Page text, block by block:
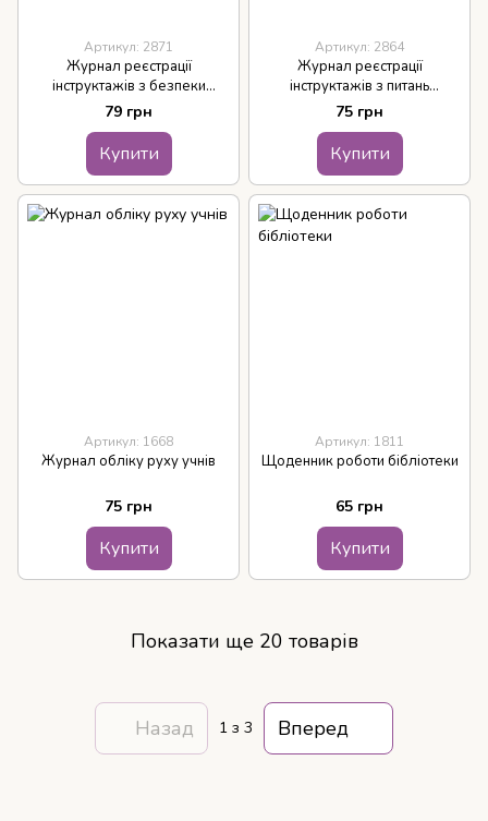
Артикул: 2871
Журнал реєстрації
інструктажів з безпеки
життєдіяльності
79 грн
Купити
Артикул: 2864
Журнал реєстрації
інструктажів з питань
пожежної безпеки
75 грн
Купити
Артикул: 1668
Журнал обліку руху учнів
75 грн
Купити
Артикул: 1811
Щоденник роботи бібліотеки
65 грн
Купити
Показати ще 20 товарів
Назад 1 з 3 Вперед